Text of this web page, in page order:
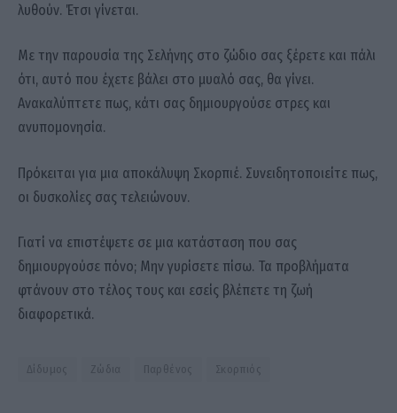
λυθούν. Έτσι γίνεται.
Με την παρουσία της Σελήνης στο ζώδιο σας ξέρετε και πάλι
ότι, αυτό που έχετε βάλει στο μυαλό σας, θα γίνει.
Ανακαλύπτετε πως, κάτι σας δημιουργούσε στρες και
ανυπομονησία.
Πρόκειται για μια αποκάλυψη Σκορπιέ. Συνειδητοποιείτε πως,
οι δυσκολίες σας τελειώνουν.
Γιατί να επιστέψετε σε μια κατάσταση που σας
δημιουργούσε πόνο; Μην γυρίσετε πίσω. Τα προβλήματα
φτάνουν στο τέλος τους και εσείς βλέπετε τη ζωή
διαφορετικά.
Δίδυμος Ζώδια Παρθένος Σκορπιός